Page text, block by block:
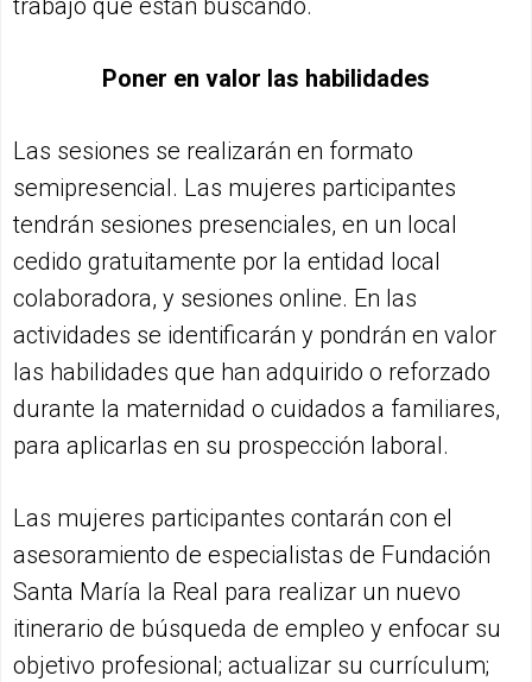
trabajo que están buscando.
Poner en valor las habilidades
Las sesiones se realizarán en formato
semipresencial. Las mujeres participantes
tendrán sesiones presenciales, en un local
cedido gratuitamente por la entidad local
colaboradora, y sesiones online. En las
actividades se identificarán y pondrán en valor
las habilidades que han adquirido o reforzado
durante la maternidad o cuidados a familiares,
para aplicarlas en su prospección laboral.
Las mujeres participantes contarán con el
asesoramiento de especialistas de Fundación
Santa María la Real para realizar un nuevo
itinerario de búsqueda de empleo y enfocar su
objetivo profesional; actualizar su currículum;